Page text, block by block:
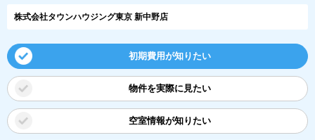
株式会社タウンハウジング東京 新中野店
初期費用が知りたい
物件を実際に見たい
空室情報が知りたい